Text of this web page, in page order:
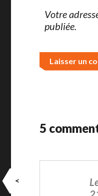
Votre
publiée.
5
<